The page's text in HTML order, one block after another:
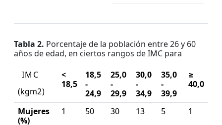
Tabla 2. Porcentaje de la población entre 26 y 60
años de edad, en ciertos rangos de IMC para
IM C
(kgm2)
<
18,5
18,5
-
24,9
25,0
-
29,9
30,0
-
34,9
35,0
-
39,9
≥
40,0
Mujeres
(%)
1 50 30 13 5 1